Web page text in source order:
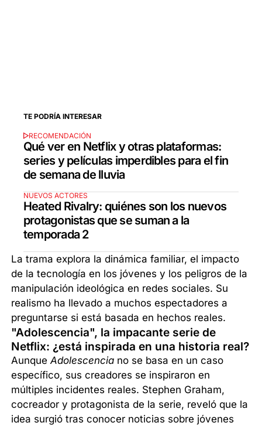
TE PODRÍA INTERESAR
RECOMENDACIÓN
Qué ver en Netflix y otras plataformas:
series y películas imperdibles para el fin
de semana de lluvia
NUEVOS ACTORES
Heated Rivalry: quiénes son los nuevos
protagonistas que se suman a la
temporada 2
La trama explora la dinámica familiar, el impacto
de la tecnología en los jóvenes y los peligros de la
manipulación ideológica en redes sociales. Su
realismo ha llevado a muchos espectadores a
preguntarse si está basada en hechos reales.
"Adolescencia", la impacante serie de
Netflix: ¿está inspirada en una historia real?
AunqueAdolescencia no se basa en un caso
específico, sus creadores se inspiraron en
múltiples incidentes reales. Stephen Graham,
cocreador y protagonista de la serie, reveló que la
idea surgió tras conocer noticias sobre jóvenes